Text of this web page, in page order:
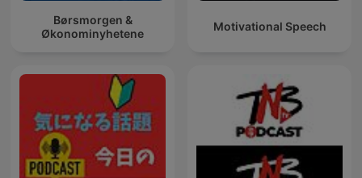
Børsmorgen &
Økonominyhetene
Motivational Speech